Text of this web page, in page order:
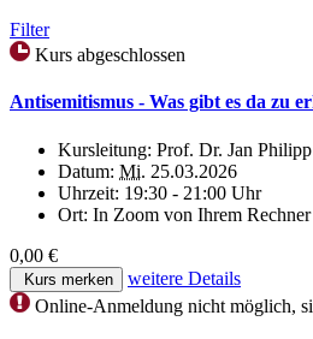
Filter
Kurs abgeschlossen
Antisemitismus - Was gibt es da zu
Kursleitung: Prof. Dr. Jan Philipp
Datum: Mi. 25.03.2026
Uhrzeit: 19:30 - 21:00 Uhr
Ort: In Zoom von Ihrem Rechner
0,00 €
Kurs merken
weitere Details
Online-Anmeldung nicht möglich,